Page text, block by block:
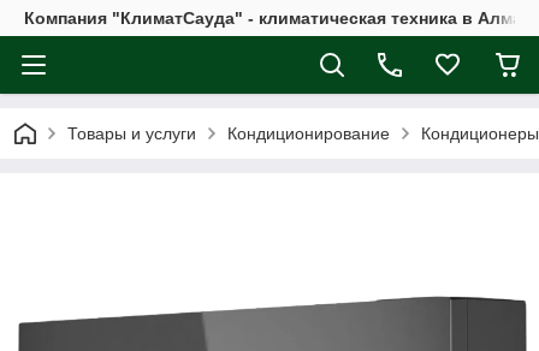
Компания "КлиматСауда" - климатическая техника в
Товары и услуги Кондиционирование